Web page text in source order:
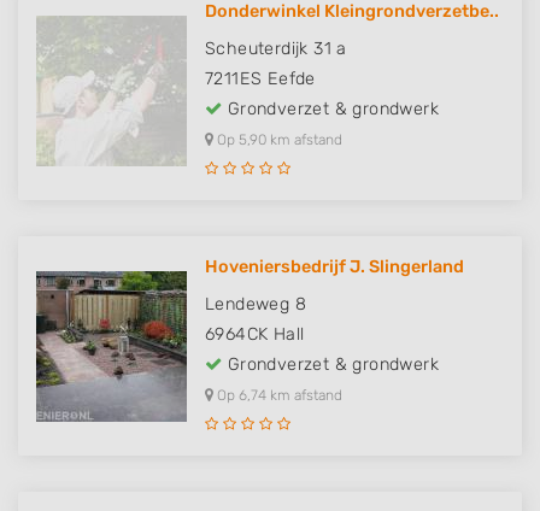
Donderwinkel Kleingrondverzetbe..
Scheuterdijk 31 a
7211ES Eefde
Grondverzet & grondwerk
Op 5,90 km afstand
Hoveniersbedrijf J. Slingerland
Lendeweg 8
6964CK Hall
Grondverzet & grondwerk
Op 6,74 km afstand